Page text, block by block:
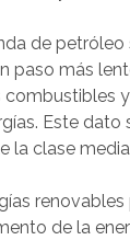
de
paso más
combustibles
Este dato
la clase
de la